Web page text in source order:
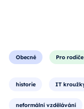
Obecné Pro rodiče
historie IT
neformální vzdělávání